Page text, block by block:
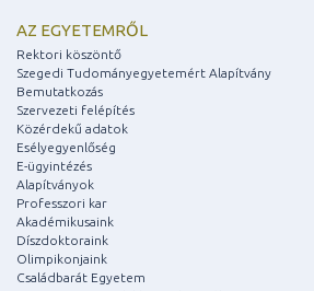
AZ EGYETEMRŐL
Rektori köszöntő
Szegedi Tudományegyetemért Alapítvány
Bemutatkozás
Szervezeti felépítés
Közérdekű adatok
Esélyegyenlőség
E-ügyintézés
Alapítványok
Professzori kar
Akadémikusaink
Díszdoktoraink
Olimpikonjaink
Családbarát Egyetem